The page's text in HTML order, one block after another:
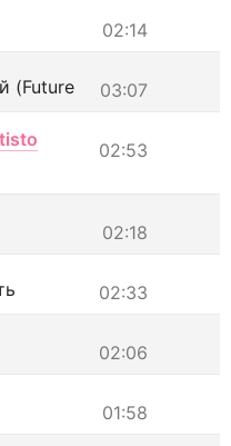
02:14
03:07
(Future
02:53
02:18
02:33
02:06
01:58